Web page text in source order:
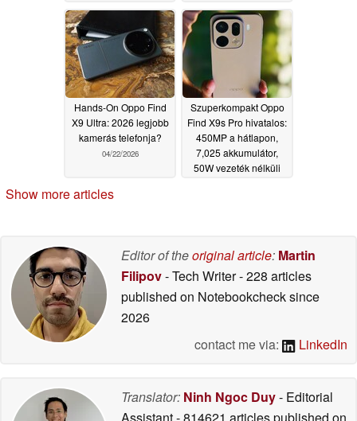
Hands-On Oppo Find
X9 Ultra: 2026 legjobb
kamerás telefonja?
04/22/2026
Szuperkompakt Oppo
Find X9s Pro hivatalos:
450MP a hátlapon,
7,025 akkumulátor,
50W vezeték nélküli
Show more articles
Editor of theoriginal article: Martin
Filipov- Tech Writer- 228 articles
published on Notebookchecksince
2026
contact me via:
LinkedIn
Translator: Ninh Ngoc Duy- Editorial